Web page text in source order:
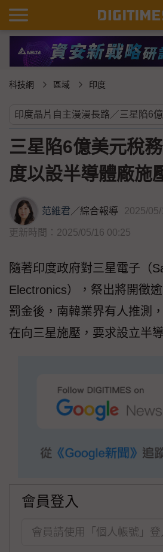
科技網 區域 印度
三星陷6億美元稅
度以設半導體廠施
范維君／綜合報導 2025/05/
更新時間：2025/05/16 00:25
隨著印度政府對三星電子（
Electronics），祭出將開徵
罰金後，南韓業界有人推測
在向三星施壓，要求設立半
會員登入